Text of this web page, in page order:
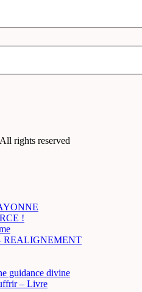
rights reserved
!
REALIGNEMENT
guidance divine
– Livre